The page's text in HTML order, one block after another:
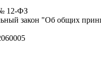
№ 12-ФЗ
закон "Об общих